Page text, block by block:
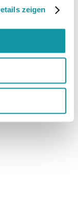
zeigen